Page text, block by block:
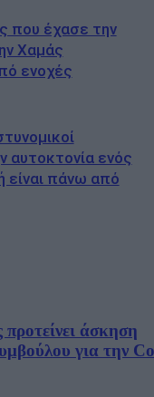
που έχασε την
Χαμάς
ενοχές
αυτοκτονία ενός
είναι πάνω από
άσκηση
για την